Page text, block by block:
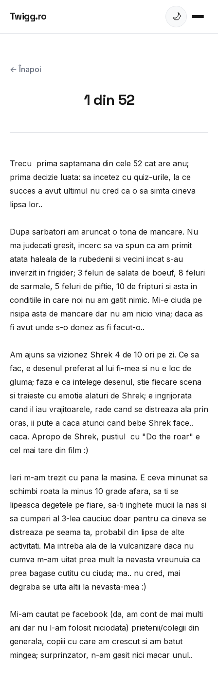
Twigg.ro 🌙
← Înapoi
1 din 52
Trecu prima saptamana din cele 52 cat are anu;
prima decizie luata: sa incetez cu quiz-urile, la ce
succes a avut ultimul nu cred ca o sa simta cineva
lipsa lor..
Dupa sarbatori am aruncat o tona de mancare. Nu
ma judecati gresit, incerc sa va spun ca am primit
atata haleala de la rubedenii si vecini incat s-au
inverzit in frigider; 3 feluri de salata de boeuf, 8 feluri
de sarmale, 5 feluri de piftie, 10 de fripturi si asta in
conditiile in care noi nu am gatit nimic. Mi-e ciuda pe
risipa asta de mancare dar nu am nicio vina; daca as
fi avut unde s-o donez as fi facut-o..
Am ajuns sa vizionez Shrek 4 de 10 ori pe zi. Ce sa
fac, e desenul preferat al lui fi-mea si nu e loc de
gluma; faza e ca intelege desenul, stie fiecare scena
si traieste cu emotie alaturi de Shrek; e ingrijorata
cand il iau vrajitoarele, rade cand se distreaza ala prin
oras, ii pute a caca atunci cand bebe Shrek face..
caca. Apropo de Shrek, pustiul cu "Do the roar" e
cel mai tare din film :)
Ieri m-am trezit cu pana la masina. E ceva minunat sa
schimbi roata la minus 10 grade afara, sa ti se
lipeasca degetele pe fiare, sa-ti inghete mucii la nas si
sa cumperi al 3-lea cauciuc doar pentru ca cineva se
distreaza pe seama ta, probabil din lipsa de alte
activitati. Ma intreba ala de la vulcanizare daca nu
cumva m-am uitat prea mult la nevasta vreunuia ca
prea bagase cutitu cu ciuda; ma.. nu cred, mai
degraba se uita altii la nevasta-mea :)
Mi-am cautat pe facebook (da, am cont de mai multi
ani dar nu l-am folosit niciodata) prietenii/colegii din
generala, copiii cu care am crescut si am batut
mingea; surprinzator, n-am gasit nici macar unul..